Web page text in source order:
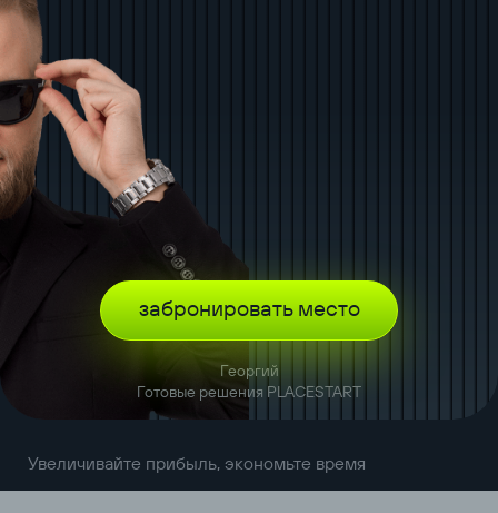
Георгий
Готовые решения PLACESTART
забронировать место
Увеличивайте прибыль, экономьте время